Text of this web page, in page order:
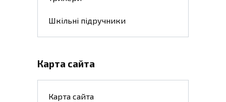
Шкільні підручники
Карта сайта
Карта сайта